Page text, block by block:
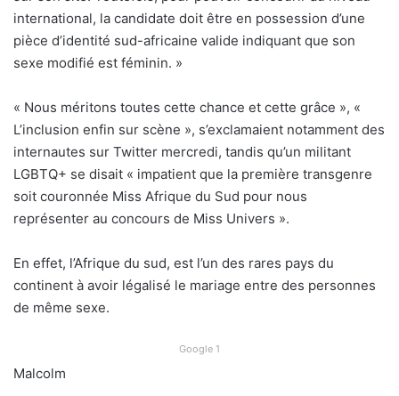
international, la candidate doit être en possession d’une
pièce d’identité sud-africaine valide indiquant que son
sexe modifié est féminin. »
« Nous méritons toutes cette chance et cette grâce », «
L’inclusion enfin sur scène », s’exclamaient notamment des
internautes sur Twitter mercredi, tandis qu’un militant
LGBTQ+ se disait « impatient que la première transgenre
soit couronnée Miss Afrique du Sud pour nous
représenter au concours de Miss Univers ».
En effet, l’Afrique du sud, est l’un des rares pays du
continent à avoir légalisé le mariage entre des personnes
de même sexe.
Google 1
Malcolm